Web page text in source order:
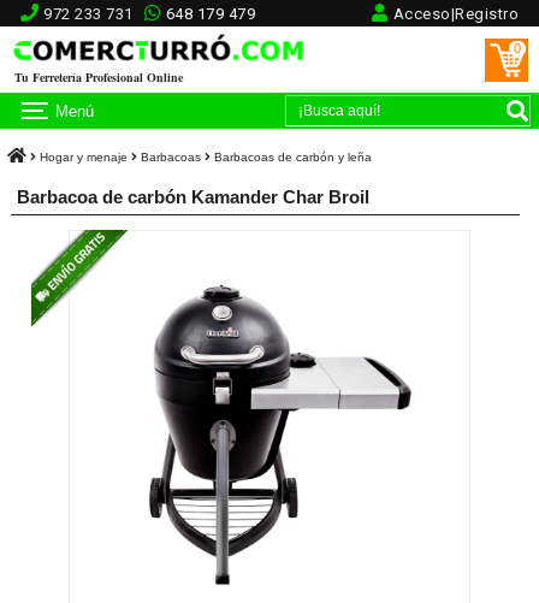
972 233 731 648 179 479 Acceso|Registro
Tu Ferretería Profesional Online
0
Menú
Hogar y menaje Barbacoas Barbacoas de carbón y leña
Barbacoa de carbón Kamander Char Broil